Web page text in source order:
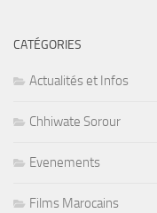
CATÉGORIES
Actualités et Infos
Chhiwate Sorour
Evenements
Films Marocains